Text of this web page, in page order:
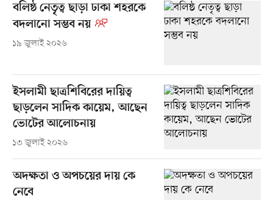
বলিষ্ঠ নেতৃত্ব ছাড়া ঢাকা শহরকে
বদলানো সম্ভব নয়
১৯ জুলাই ২০২৬
ইসলামী ছাত্রশিবিরের দায়িত্ব
ছাড়লেন সাদিক কায়েম, আছেন
ভোটের আলোচনায়
১৩ জুলাই ২০২৬
অদক্ষতা ও অপচয়ের দায় কে
নেবে